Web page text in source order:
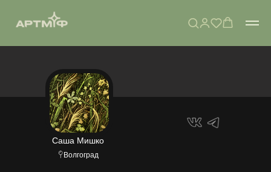
Волгоград
Саша Мишко